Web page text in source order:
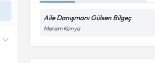
Aile Danışmanı Gülsen Bilgeç
Meram Konya